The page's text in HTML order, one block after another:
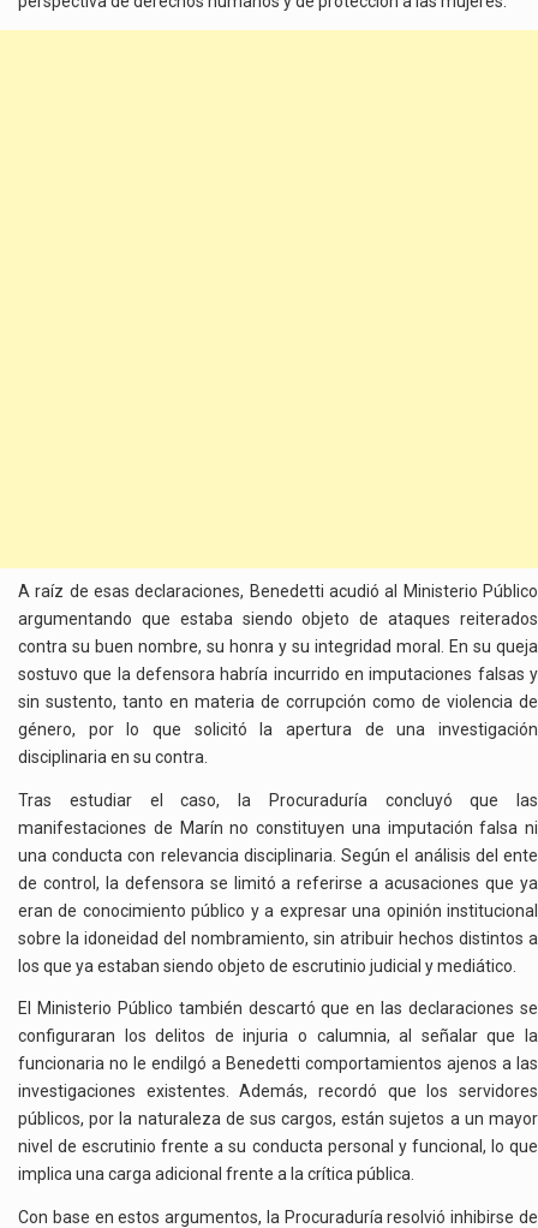
A raíz de esas declaraciones, Benedetti acudió al Ministerio Público
argumentando que estaba siendo objeto de ataques reiterados
contra su buen nombre, su honra y su integridad moral. En su queja
sostuvo que la defensora habría incurrido en imputaciones falsas y
sin sustento, tanto en materia de corrupción como de violencia de
género, por lo que solicitó la apertura de una investigación
disciplinaria en su contra.
Tras estudiar el caso, la Procuraduría concluyó que las
manifestaciones de Marín no constituyen una imputación falsa ni
una conducta con relevancia disciplinaria. Según el análisis del ente
de control, la defensora se limitó a referirse a acusaciones que ya
eran de conocimiento público y a expresar una opinión institucional
sobre la idoneidad del nombramiento, sin atribuir hechos distintos a
los que ya estaban siendo objeto de escrutinio judicial y mediático.
El Ministerio Público también descartó que en las declaraciones se
configuraran los delitos de injuria o calumnia, al señalar que la
funcionaria no le endilgó a Benedetti comportamientos ajenos a las
investigaciones existentes. Además, recordó que los servidores
públicos, por la naturaleza de sus cargos, están sujetos a un mayor
nivel de escrutinio frente a su conducta personal y funcional, lo que
implica una carga adicional frente a la crítica pública.
Con base en estos argumentos, la Procuraduría resolvió inhibirse de